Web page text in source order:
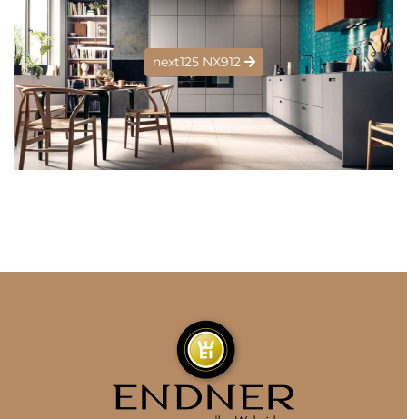
next125 NX912